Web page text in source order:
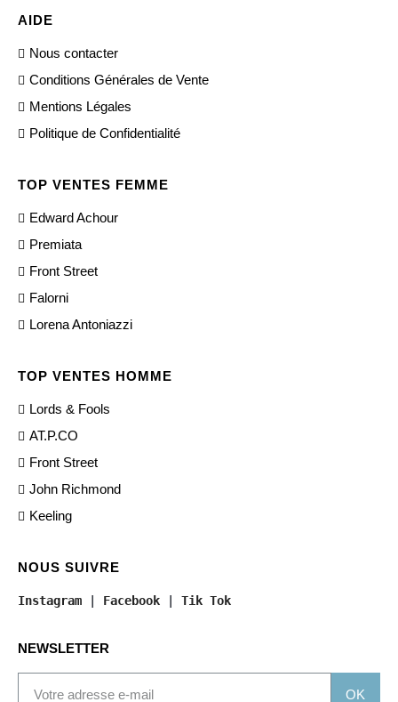
AIDE
Nous contacter
Conditions Générales de Vente
Mentions Légales
Politique de Confidentialité
TOP VENTES FEMME
Edward Achour
Premiata
Front Street
Falorni
Lorena Antoniazzi
TOP VENTES HOMME
Lords & Fools
AT.P.CO
Front Street
John Richmond
Keeling
NOUS SUIVRE
Instagram | Facebook | Tik Tok
NEWSLETTER
OK